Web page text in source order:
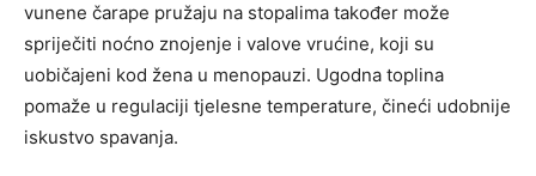
vunene čarape pružaju na stopalima također može
spriječiti noćno znojenje i valove vrućine, koji su
uobičajeni kod žena u menopauzi. Ugodna toplina
pomaže u regulaciji tjelesne temperature, čineći udobnije
iskustvo spavanja.